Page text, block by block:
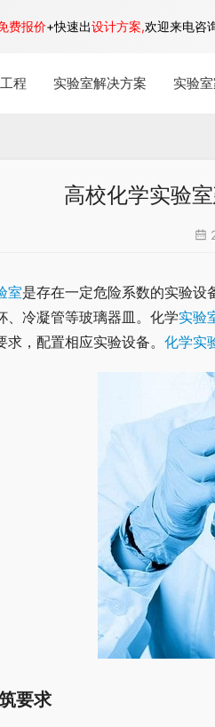
程 实验室解决方案 实验
高校化学实验
室是存在一定危险系数的实验设
、冷凝管等玻璃器皿。化学实验
求，配置相应实验设备。 化学实
要求
费报价+快速出设计方案,欢迎来电咨